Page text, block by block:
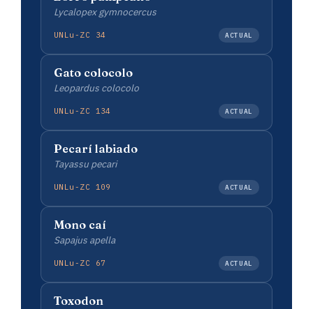
Lycalopex gymnocercus
UNLu-ZC 34 ACTUAL
Gato colocolo
Leopardus colocolo
UNLu-ZC 134 ACTUAL
Pecarí labiado
Tayassu pecari
UNLu-ZC 109 ACTUAL
Mono caí
Sapajus apella
UNLu-ZC 67 ACTUAL
Toxodon